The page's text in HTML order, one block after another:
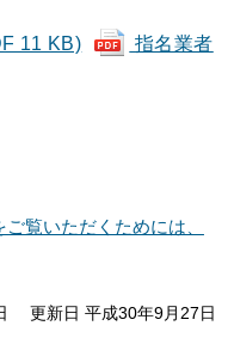
11 KB)
指名業者
覧いただくためには、
更新日 平成30年9月27日